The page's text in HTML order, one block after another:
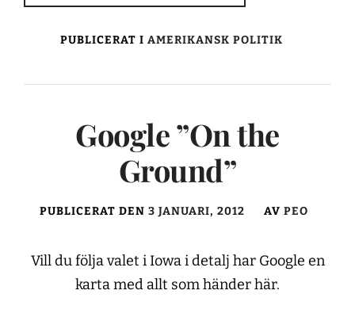
PUBLICERAT I AMERIKANSK POLITIK
Google ”On the
Ground”
PUBLICERAT DEN 3 JANUARI, 2012 AV PEO
Vill du följa valet i Iowa i detalj har Google en
karta med allt som händer här.